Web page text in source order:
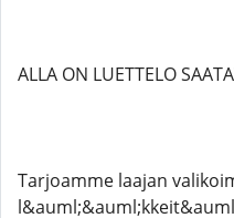
ALLA ON LUETTELO
Tarjoamme laajan